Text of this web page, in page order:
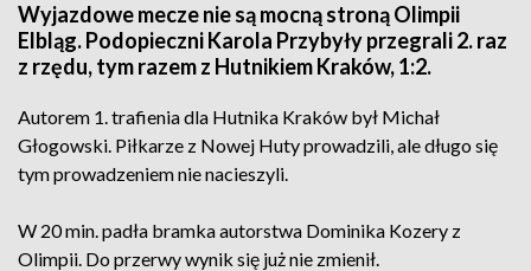
Wyjazdowe mecze nie są mocną stroną Olimpii
Elbląg. Podopieczni Karola Przybyły przegrali 2. raz
z rzędu, tym razem z Hutnikiem Kraków, 1:2.
Autorem 1. trafienia dla Hutnika Kraków był Michał
Głogowski. Piłkarze z Nowej Huty prowadzili, ale długo się
tym prowadzeniem nie nacieszyli.
W 20 min. padła bramka autorstwa Dominika Kozery z
Olimpii. Do przerwy wynik się już nie zmienił.